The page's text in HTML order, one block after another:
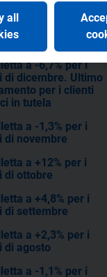
vulnerabilità
a -6,7% per i
di dicembre. Ultimo
per i clienti
in tutela
a -1,3% per i
di novembre
a +12% per i
di ottobre
a +4,8% per i
di settembre
a +2,3% per i
di agosto
a -1,1% per i
all